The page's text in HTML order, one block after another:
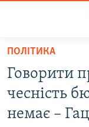
Перейти
основного
матеріалу
до
РАДІО СВОБОДА
ВСЕ ЗА ДОБУ
ПОЛІТИКА
Говорити
чесність
немає –